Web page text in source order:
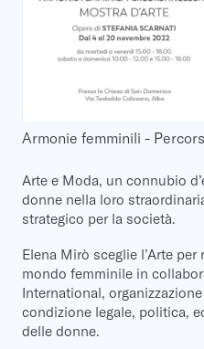
Armonie femminili -
Arte e Moda, un connubio
donne nella loro
strategico per la società.
Elena Mirò sceglie l’Arte
mondo femminile in
International,
condizione legale, politica,
delle donne.